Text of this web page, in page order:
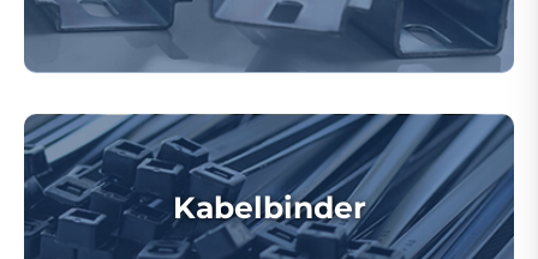
Kabelbinder